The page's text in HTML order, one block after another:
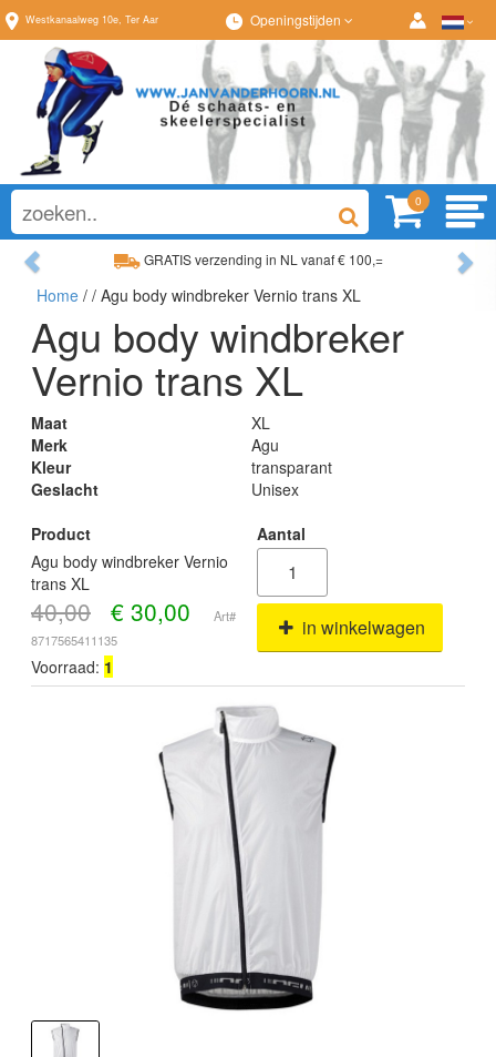
Westkanaalweg 10e, Ter Aar Openingstijden
0
GRATIS verzending in NL vanaf € 100,=
Ruim assortiment, altijd wat naar wens!
Previous
Home / / Agu body windbreker Vernio trans XL
Agu body windbreker
Vernio trans XL
Maat
XL
Merk
Agu
Kleur
transparant
Geslacht
Unisex
Product
Aantal
Agu body windbreker Vernio
trans XL
40,00 € 30,00
Art#
8717565411135
in winkelwagen
Voorraad: 1